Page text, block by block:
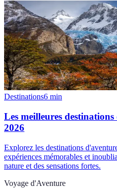
Destinations6 min
Les meilleures
2026
Explorez les destinations
expériences mémorables et
nature et des sensations fortes.
Voyage d'Aventure